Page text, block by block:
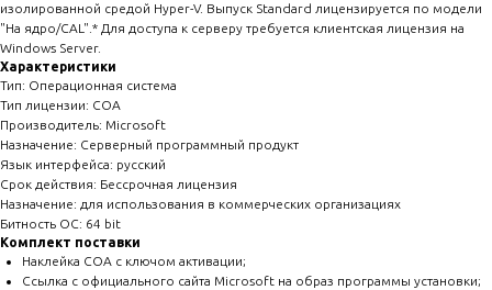
изолированной средой Hyper-V. Выпуск Standard лицензируется по модели
"На ядро/CAL".* Для доступа к серверу требуется клиентская лицензия на
Windows Server.
Характеристики
Тип: Операционная система
Тип лицензии: COA
Производитель: Microsoft
Назначение: Серверный программный продукт
Язык интерфейса: русский
Срок действия: Бессрочная лицензия
Назначение: для использования в коммерческих организациях
Битность ОС: 64 bit
Комплект поставки
Наклейка COA с ключом активации;
Ссылка с официального сайта Microsoft на образ программы установки;